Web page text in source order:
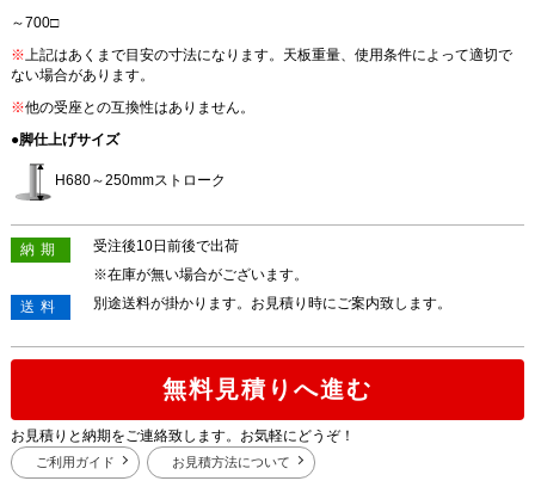
～700□
※ 上記はあくまで目安の寸法になります。天板重量、使用条件によって適切で
ない場合があります。
※他の受座との互換性はありません。
●脚仕上げサイズ
H680～250mmストローク
納期
受注後10日前後で出荷
※在庫が無い場合がございます。
送料
別途送料が掛かります。お見積り時にご案内致します。
無料見積りへ進む
お見積りと納期をご連絡致します。お気軽にどうぞ！
ご利用ガイド お見積方法について